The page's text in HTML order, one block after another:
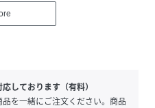
しております（有料）
を一緒にご注文ください。商品